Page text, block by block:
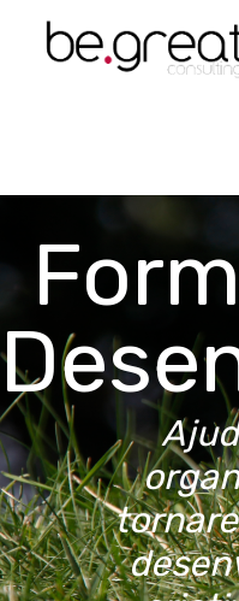
Serviços
Ofertas de Emprego
Artigos
Contactos
Login